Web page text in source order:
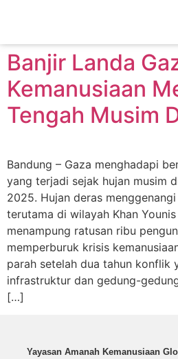
Banjir Landa
Kemanusiaan
Tengah Musim
Bandung – Gaza menghadapi
yang terjadi sejak hujan musim
2025. Hujan deras
terutama di wilayah Khan
menampung ratusan ribu
memperburuk krisis
parah setelah dua tahun konflik
infrastruktur dan gedung-
[…]
Yayasan Amanah Kemanusiaan